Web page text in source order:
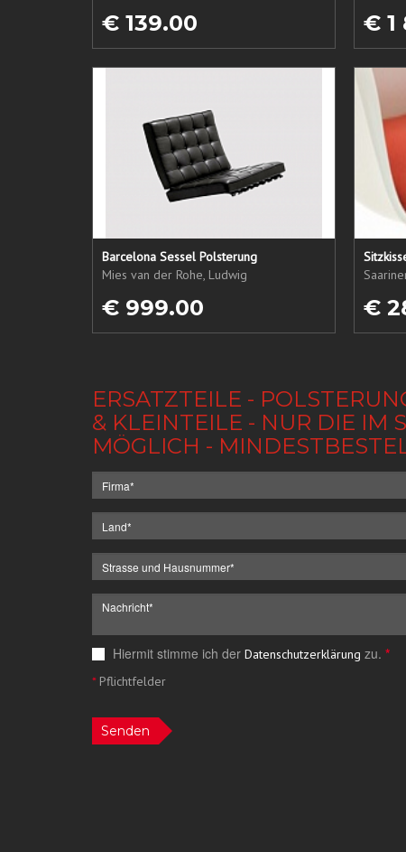
€ 139.00 € 1
Barcelona Sessel Polsterung
Mies van der Rohe, Ludwig
€ 999.00 €
ERSATZTEILE -
& KLEINTEILE - NUR DIE IM
MÖGLICH -
Hiermit stimme ich der Datenschutzerklärung zu. *
*Pflichtfelder
Senden